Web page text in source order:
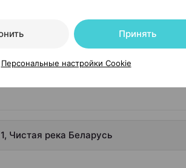
Чистая река Беларусь
Принять
Персональные настройки Cookie